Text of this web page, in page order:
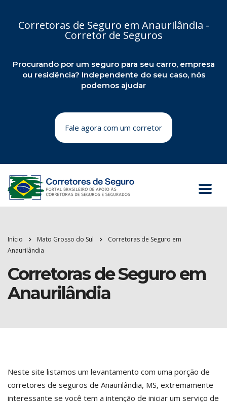
Corretoras de Seguro em Anaurilândia -
Corretor de Seguros
Procurando por um seguro para seu carro, empresa
ou residência? Independente do seu caso, nós
podemos ajudar
Fale agora com um corretor
Início Mato Grosso do Sul
Corretoras de Seguro em
Anaurilândia
Corretoras de Seguro em
Anaurilândia
Neste site listamos um levantamento com uma porção de
corretores de seguros de Anaurilândia, MS, extremamente
interessante se você tem a intenção de iniciar um serviço de